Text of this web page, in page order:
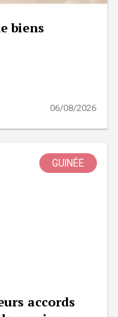
biens
06/08/2026
GUINÉE
accords